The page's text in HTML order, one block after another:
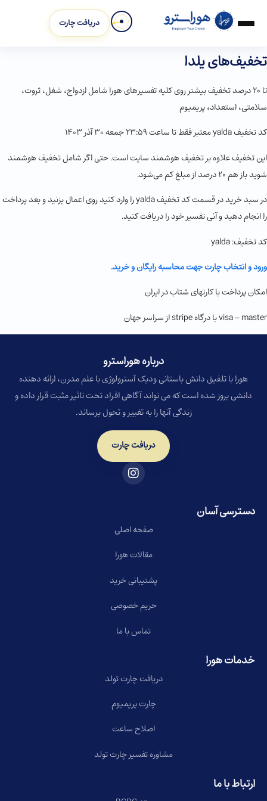
دریافت چارت
تخفیف‌های یلدا
تا 20 درصد تخفیف بیشتر روی کلیه تفسیرهای هورا شامل ازدواج، شغل، ثروت،
سلامتی، استعداد، پریمیوم
کد تخفیف yalda معتبر فقط تا ساعت 23:59 جمعه ۳۰ آذر ۱۴۰۳
این تخفیف علاوه بر تخفیف هوشمند سایت است. حتی اگر شامل تخفیف هوشمند
شوید باز هم 20 درصد از مبلغ کم می‌شود.
در سبد خرید در قسمت کد تخفیف yalda را وارد کنید روی اعمال بزنید و بعد پرداخت
را انجام دهید و آنی تفسیر خود را دریافت کنید.
کد تخفیف: yalda
ورود و انتخاب چارت جهت محاسبه رایگان و خرید.
امکان پرداخت با کارتهای شتاب در ایران
visa – master با درگاه stripe از سراسر جهان
درباره هوراسترو​
هورا با تلفیق دانش باستانی ودیک آسترولوژی با علم مدرن، ارائه دهنده
دانشی بروز شده است که می تواند آگاهی افراد تحت تاثیر مثبت قرار داده و
زندگی آنها را به تغییر و تحول برساند.
دریافت چارت
دسترسی آسان
صفحه اصلی
مقالات هورا
پشتیبانی خرید
حریم خصوصی
تماس با ما
خدمات هورا
دریافت چارت تولد
چارت پریمیوم
اصلاح ساعت
مشاوره تفسیر چارت تولد
ارتباط با ما